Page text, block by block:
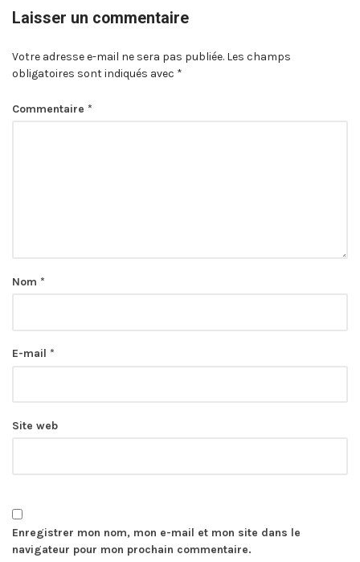
Laisser un commentaire
Votre adresse e-mail ne sera pas publiée. Les champs
obligatoires sont indiqués avec *
Commentaire *
Nom *
E-mail *
Site web
Enregistrer mon nom, mon e-mail et mon site dans le
navigateur pour mon prochain commentaire.